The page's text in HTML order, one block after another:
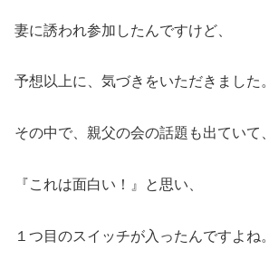
妻に誘われ参加したんですけど、
予想以上に、気づきをいただきました。
その中で、親父の会の話題も出ていて、
『これは面白い！』と思い、
１つ目のスイッチが入ったんですよね。